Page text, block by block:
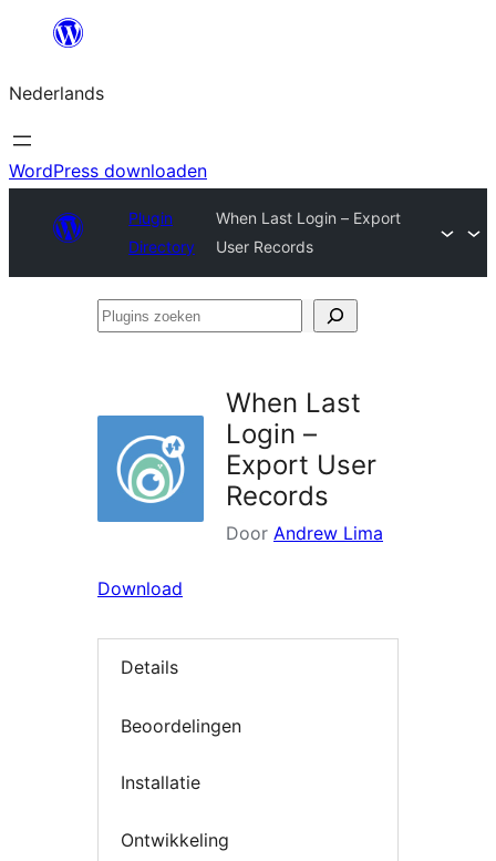
de
inhoud
Nederlands
WordPress downloaden
Plugin
Directory
When Last Login – Export
User Records
Plugins
When Last
Login –
Export User
Records
Door Andrew Lima
Download
Details
Beoordelingen
Installatie
Ontwikkeling